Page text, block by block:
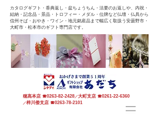
カタログギフト・香典返し・盆ちょうちん・法要のお返しや、内祝・
結納・記念品・景品・トロフィー・メダル・位牌など仏壇・仏具から
信州そば・おやき・ワイン・地元銘産品まで幅広く取扱う安曇野市・
大町市・松本市のギフト専門店です。
穂高本店 ☎0263-82-2428 ／大町支店 ☎0261-22-6360
／梓川倭支店 ☎0263-78-2101